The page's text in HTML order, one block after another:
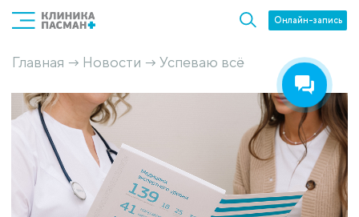
Онлайн-запись
Главная → Новости → Успеваю всё